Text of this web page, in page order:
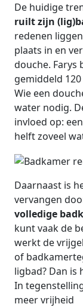
De huidige
ruilt zijn
redenen
plaats in en
douche. Farys
gemiddeld
Wie een
water nodig.
invloed op:
helft zoveel
Daarnaast is
vervangen
volledige
kunt vaak de
werkt de
of
ligbad? Dan is
In
meer vrijheid